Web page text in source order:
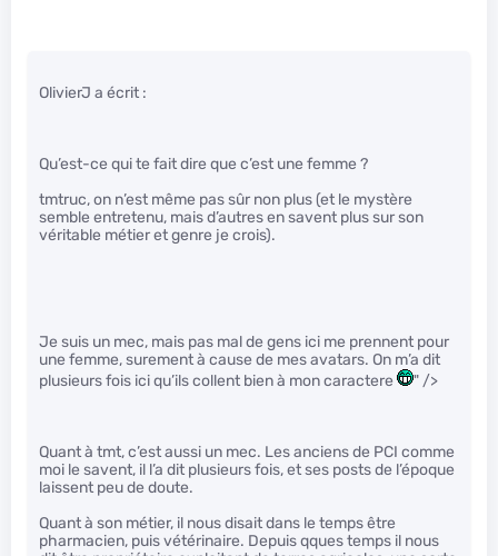
OlivierJ a écrit :
Qu’est-ce qui te fait dire que c’est une femme ?
tmtruc, on n’est même pas sûr non plus (et le mystère
semble entretenu, mais d’autres en savent plus sur son
véritable métier et genre je crois).
Je suis un mec, mais pas mal de gens ici me prennent pour
une femme, surement à cause de mes avatars. On m’a dit
plusieurs fois ici qu’ils collent bien à mon caractere
" />
Quant à tmt, c’est aussi un mec. Les anciens de PCI comme
moi le savent, il l’a dit plusieurs fois, et ses posts de l’époque
laissent peu de doute.
Quant à son métier, il nous disait dans le temps être
pharmacien, puis vétérinaire. Depuis qques temps il nous